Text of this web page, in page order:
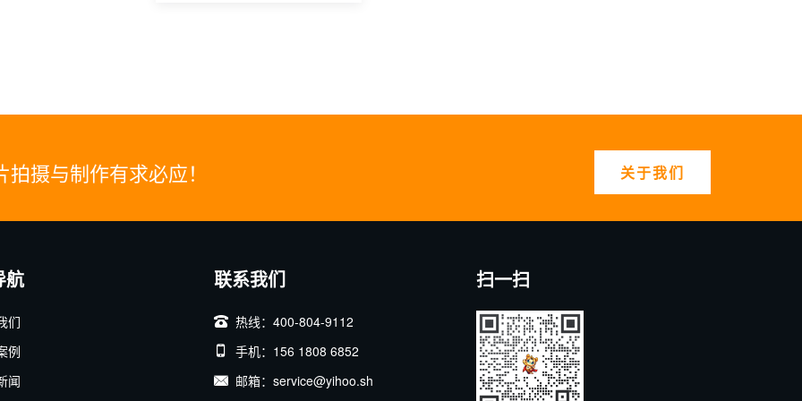
摄与制作有求必应！ 关于我们
航
们
例
闻
联系我们
热线：400-804-9112
手机：156 1808 6852
邮箱：service@yihoo.sh
扫一扫